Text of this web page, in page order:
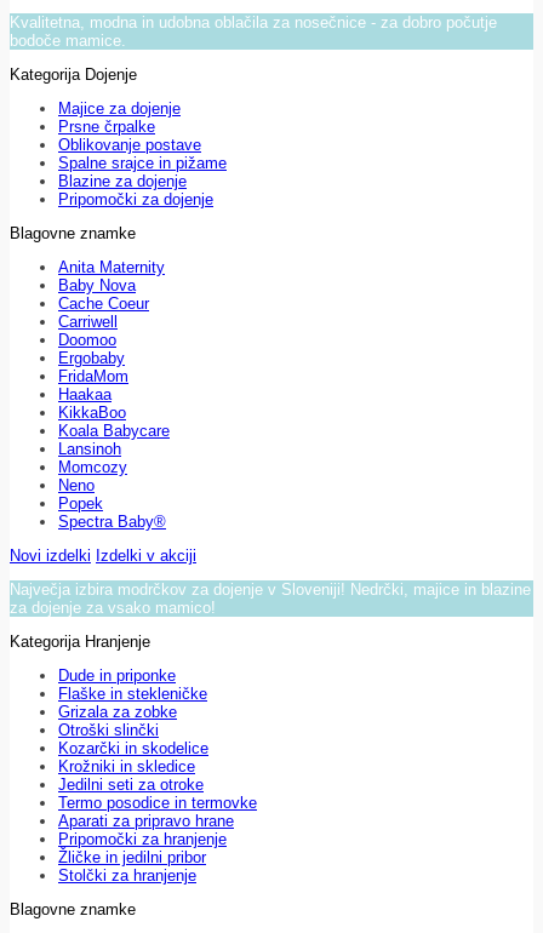
Kvalitetna, modna in udobna oblačila za nosečnice - za dobro počutje
bodoče mamice.
Kategorija Dojenje
Majice za dojenje
Prsne črpalke
Oblikovanje postave
Spalne srajce in pižame
Blazine za dojenje
Pripomočki za dojenje
Blagovne znamke
Anita Maternity
Baby Nova
Cache Coeur
Carriwell
Doomoo
Ergobaby
FridaMom
Haakaa
KikkaBoo
Koala Babycare
Lansinoh
Momcozy
Neno
Popek
Spectra Baby®
Novi izdelki Izdelki v akciji
Največja izbira modrčkov za dojenje v Sloveniji! Nedrčki, majice in blazine
za dojenje za vsako mamico!
Kategorija Hranjenje
Dude in priponke
Flaške in stekleničke
Grizala za zobke
Otroški slinčki
Kozarčki in skodelice
Krožniki in skledice
Jedilni seti za otroke
Termo posodice in termovke
Aparati za pripravo hrane
Pripomočki za hranjenje
Žličke in jedilni pribor
Stolčki za hranjenje
Blagovne znamke